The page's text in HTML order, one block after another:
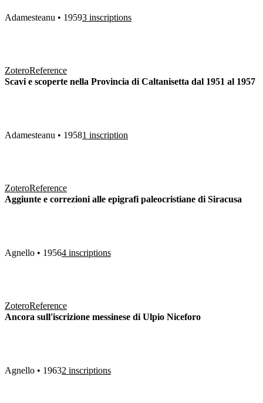
Adamesteanu • 1959 3 inscriptions
ZoteroReference
Scavi e scoperte nella Provincia di Caltanisetta dal 1951 al 1957
Adamesteanu • 1958 1 inscription
ZoteroReference
Aggiunte e correzioni alle epigrafi paleocristiane di Siracusa
Agnello • 1956 4 inscriptions
ZoteroReference
Ancora sull'iscrizione messinese di Ulpio Niceforo
Agnello • 1963 2 inscriptions